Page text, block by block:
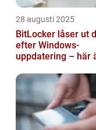
28 augusti 2025
BitLocker låser ut
efter Windows-
uppdatering – här